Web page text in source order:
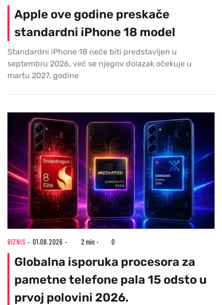
Apple ove godine preskače
standardni iPhone 18 model
Standardni iPhone 18 neće biti predstavljen u
septembru 2026, već se njegov dolazak očekuje u
martu 2027. godine
BIZNIS 01.08.2026 2 min 0
Globalna isporuka procesora za
pametne telefone pala 15 odsto u
prvoj polovini 2026.